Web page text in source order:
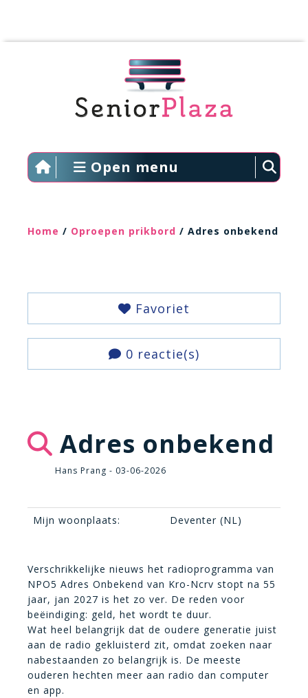
Open menu
Home / Oproepen prikbord / Adres onbekend
Favoriet
0 reactie(s)
Adres onbekend
Hans Prang - 03-06-2026
Mijn woonplaats: Deventer (NL)
Verschrikkelijke nieuws het radioprogramma van
NPO5 Adres Onbekend van Kro-Ncrv stopt na 55
jaar, jan 2027 is het zo ver. De reden voor
beëindiging: geld, het wordt te duur.
Wat heel belangrijk dat de oudere generatie juist
aan de radio gekluisterd zit, omdat zoeken naar
nabestaanden zo belangrijk is. De meeste
ouderen hechten meer aan radio dan computer
en app.